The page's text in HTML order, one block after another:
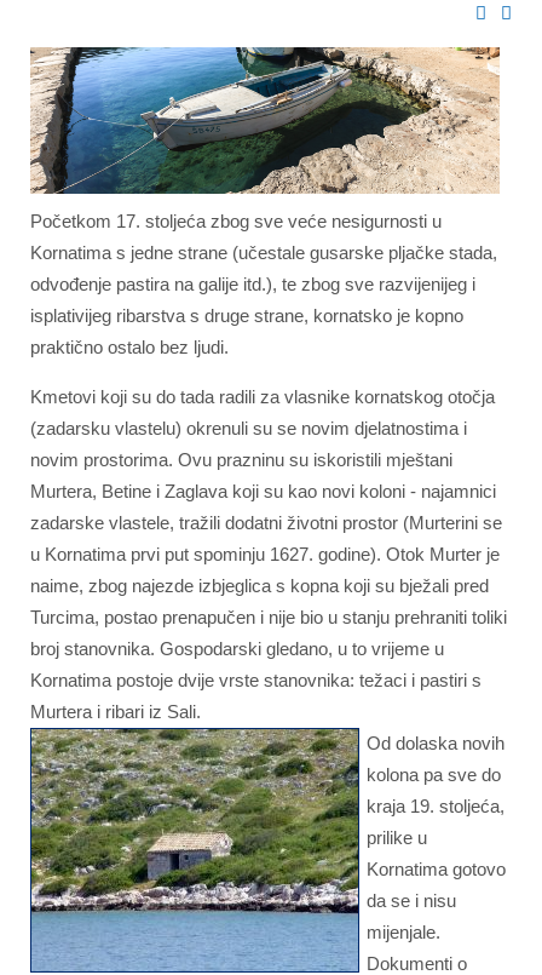
Početkom 17. stoljeća zbog sve veće nesigurnosti u
Kornatima s jedne strane (učestale gusarske pljačke stada,
odvođenje pastira na galije itd.), te zbog sve razvijenijeg i
isplativijeg ribarstva s druge strane, kornatsko je kopno
praktično ostalo bez ljudi.
Kmetovi koji su do tada radili za vlasnike kornatskog otočja
(zadarsku vlastelu) okrenuli su se novim djelatnostima i
novim prostorima. Ovu prazninu su iskoristili mještani
Murtera, Betine i Zaglava koji su kao novi koloni - najamnici
zadarske vlastele, tražili dodatni životni prostor (Murterini se
u Kornatima prvi put spominju 1627. godine). Otok Murter je
naime, zbog najezde izbjeglica s kopna koji su bježali pred
Turcima, postao prenapučen i nije bio u stanju prehraniti toliki
broj stanovnika. Gospodarski gledano, u to vrijeme u
Kornatima postoje dvije vrste stanovnika: težaci i pastiri s
Murtera i ribari iz Sali.
Od dolaska novih
kolona pa sve do
kraja 19. stoljeća,
prilike u
Kornatima gotovo
da se i nisu
mijenjale.
Dokumenti o